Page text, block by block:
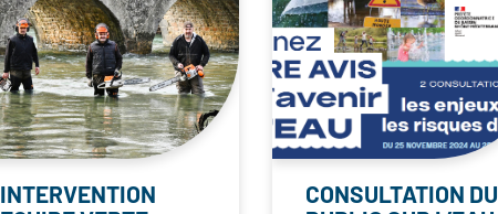
INTERVENTION
CONSULTATION DU